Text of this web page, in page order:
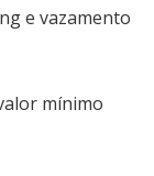
e vazamento
mínimo